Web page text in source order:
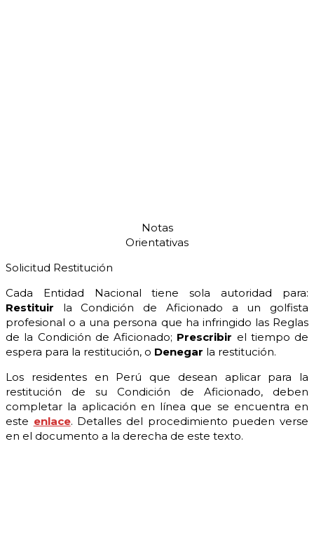
Notas
Orientativas
Solicitud Restitución
Cada Entidad Nacional tiene sola autoridad para:
Restituir la Condición de Aficionado a un golfista
profesional o a una persona que ha infringido las Reglas
de la Condición de Aficionado; Prescribir el tiempo de
espera para la restitución, o Denegar la restitución.
Los residentes en Perú que desean aplicar para la
restitución de su Condición de Aficionado, deben
completar la aplicación en línea que se encuentra en
este enlace. Detalles del procedimiento pueden verse
en el documento a la derecha de este texto.